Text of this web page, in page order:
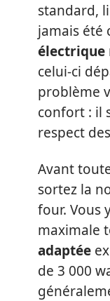
standard,
jamais été
électrique
celui-ci
problème
confort : il
respect
Avant
sortez la
four. Vous
maximale
adaptée
de 3 000